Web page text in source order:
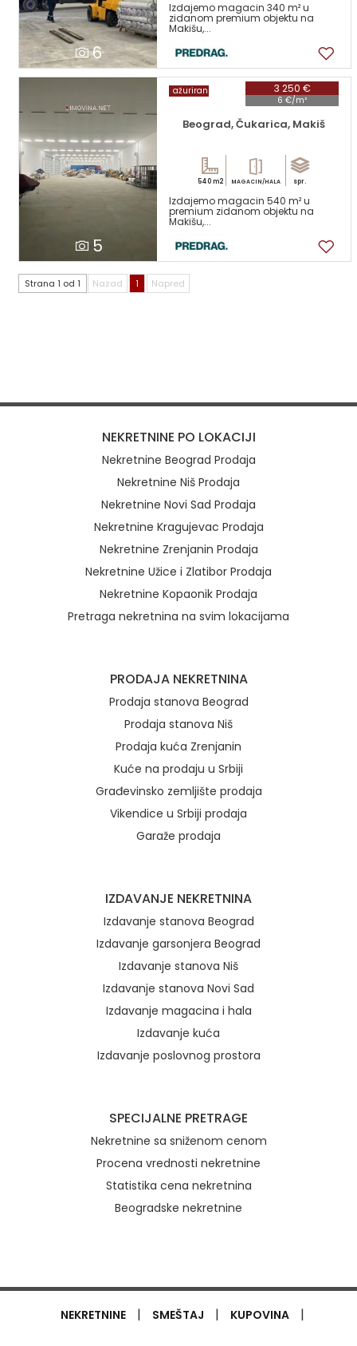
6
Izdajemo magacin 340 m² u
zidanom premium objektu na
Makišu,...
5
3 250 €
6 €/m²
ažuriran
Beograd, Čukarica, Makiš
540 m2 MAGACIN/HALA spr.
Izdajemo magacin 540 m² u
premium zidanom objektu na
Makišu,...
Strana 1 od 1 Nazad 1 Napred
NEKRETNINE PO LOKACIJI
Nekretnine Beograd Prodaja
Nekretnine Niš Prodaja
Nekretnine Novi Sad Prodaja
Nekretnine Kragujevac Prodaja
Nekretnine Zrenjanin Prodaja
Nekretnine Užice i Zlatibor Prodaja
Nekretnine Kopaonik Prodaja
Pretraga nekretnina na svim lokacijama
PRODAJA NEKRETNINA
Prodaja stanova Beograd
Prodaja stanova Niš
Prodaja kuća Zrenjanin
Kuće na prodaju u Srbiji
Građevinsko zemljište prodaja
Vikendice u Srbiji prodaja
Garaže prodaja
IZDAVANJE NEKRETNINA
Izdavanje stanova Beograd
Izdavanje garsonjera Beograd
Izdavanje stanova Niš
Izdavanje stanova Novi Sad
Izdavanje magacina i hala
Izdavanje kuća
Izdavanje poslovnog prostora
SPECIJALNE PRETRAGE
Nekretnine sa sniženom cenom
Procena vrednosti nekretnine
Statistika cena nekretnina
Beogradske nekretnine
NEKRETNINE | SMEŠTAJ | KUPOVINA |